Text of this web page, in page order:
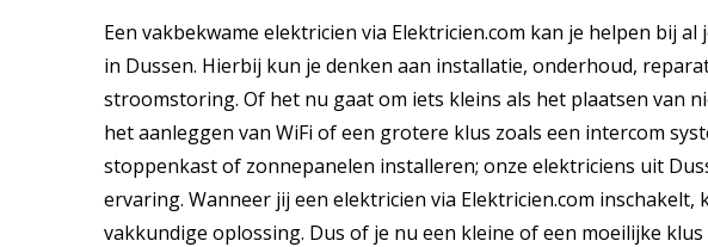
Een vakbekwame elektricien via Elektricien.com kan je helpen bij
in Dussen. Hierbij kun je denken aan installatie, onderhoud,
stroomstoring. Of het nu gaat om iets kleins als het plaatsen van
het aanleggen van WiFi of een grotere klus zoals een intercom
stoppenkast of zonnepanelen installeren; onze elektriciens uit
ervaring. Wanneer jij een elektricien via Elektricien.com
vakkundige oplossing. Dus of je nu een kleine of een moeilijke